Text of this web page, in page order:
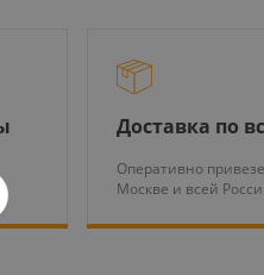
Доставка по
Оперативно
Москве и всей